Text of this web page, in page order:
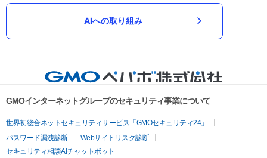
AIへの取り組み
GMOインターネットグループのセキュリティ事業について
世界初総合ネットセキュリティサービス「GMOセキュリティ24」
パスワード漏洩診断
Webサイトリスク診断
セキュリティ相談AIチャットボット